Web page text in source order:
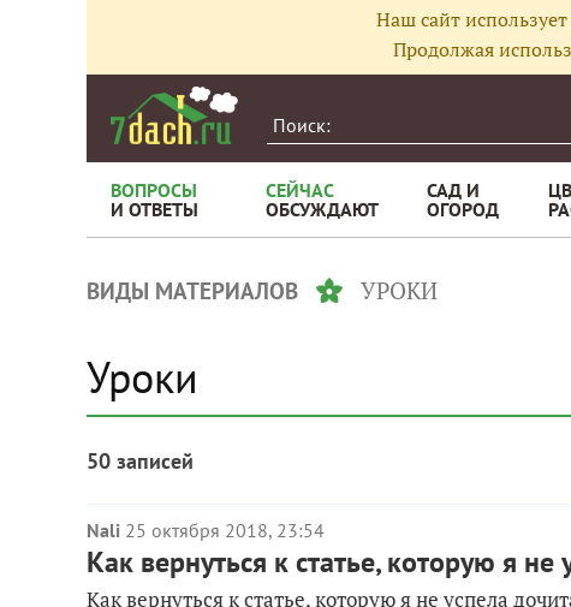
Наш сайт
Продолжая
ВОПРОСЫ
И ОТВЕТЫ
СЕЙЧАС
ОБСУЖДАЮТ
САД И
ОГОРОД
ВИДЫ МАТЕРИАЛОВ УРОКИ
Уроки
50 записей
Nali 25 октября 2018, 23:54
Как вернуться к статье, которую я не
Как вернуться к статье, которую я не успела